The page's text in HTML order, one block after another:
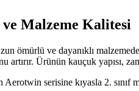
ve Malzeme Kalitesi
ömürlü ve dayanıklı
artırır. Ürünün kauçuk yapısı,
serisine kıyasla 2. sınıf